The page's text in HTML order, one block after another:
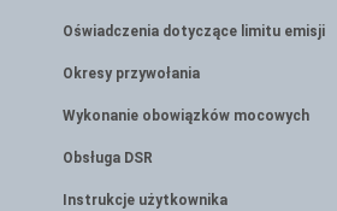
Oświadczenia dotyczące limitu emisji
Okresy przywołania
Wykonanie obowiązków mocowych
Obsługa DSR
Instrukcje użytkownika